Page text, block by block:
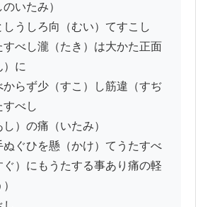
いたみ）
しろ向（むい）てすこし
すべし瀧（たき）は大かた正面
）に
ず少（すこ）し筋違（すぢ
すべし
）の痛（いたみ）
ひを懸（かけ）てうたすべ
ぐ）にもうたする事あり痛の軽